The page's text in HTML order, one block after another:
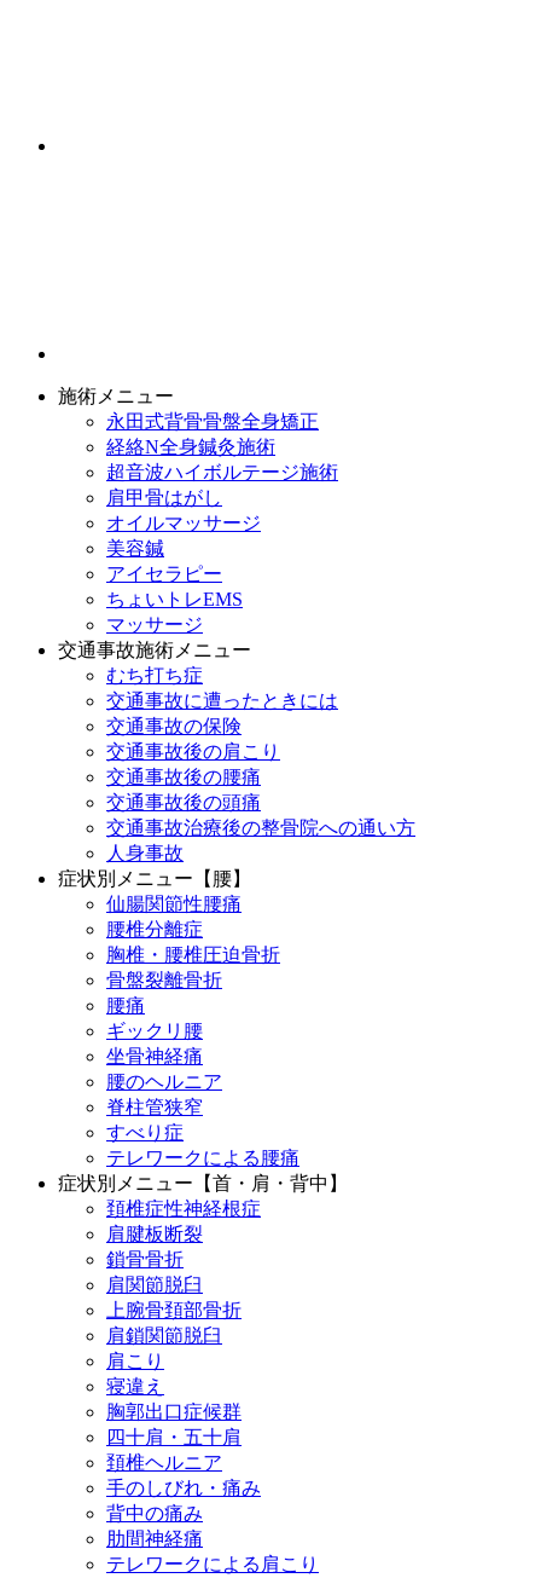
施術メニュー
永田式背骨骨盤全身矯正
経絡N全身鍼灸施術
超音波ハイボルテージ施術
肩甲骨はがし
オイルマッサージ
美容鍼
アイセラピー
ちょいトレEMS
マッサージ
交通事故施術メニュー
むち打ち症
交通事故に遭ったときには
交通事故の保険
交通事故後の肩こり
交通事故後の腰痛
交通事故後の頭痛
交通事故治療後の整骨院への通い方
人身事故
症状別メニュー【腰】
仙腸関節性腰痛
腰椎分離症
胸椎・腰椎圧迫骨折
骨盤裂離骨折
腰痛
ギックリ腰
坐骨神経痛
腰のヘルニア
脊柱管狭窄
すべり症
テレワークによる腰痛
症状別メニュー【首・肩・背中】
頚椎症性神経根症
肩腱板断裂
鎖骨骨折
肩関節脱臼
上腕骨頚部骨折
肩鎖関節脱臼
肩こり
寝違え
胸郭出口症候群
四十肩・五十肩
頚椎ヘルニア
手のしびれ・痛み
背中の痛み
肋間神経痛
テレワークによる肩こり